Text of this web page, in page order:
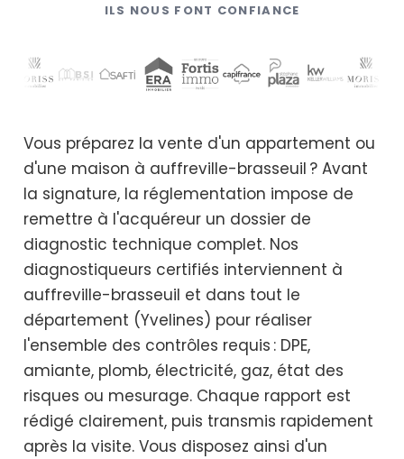
ILS NOUS FONT CONFIANCE
Vous préparez la vente d'un appartement ou
d'une maison à auffreville-brasseuil ? Avant
la signature, la réglementation impose de
remettre à l'acquéreur un dossier de
diagnostic technique complet. Nos
diagnostiqueurs certifiés interviennent à
auffreville-brasseuil et dans tout le
département (Yvelines) pour réaliser
l'ensemble des contrôles requis : DPE,
amiante, plomb, électricité, gaz, état des
risques ou mesurage. Chaque rapport est
rédigé clairement, puis transmis rapidement
après la visite. Vous disposez ainsi d'un